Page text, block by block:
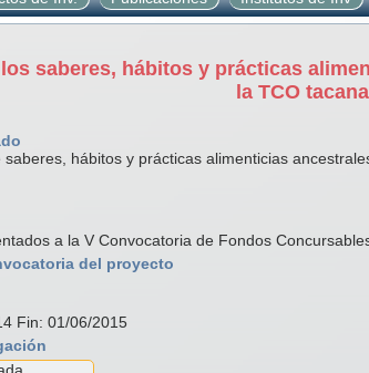
saberes, hábitos y prácticas
la TCO
hábitos y prácticas alimenticias
a la V Convocatoria de Fondos
del proyecto
Fin: 01/06/2015